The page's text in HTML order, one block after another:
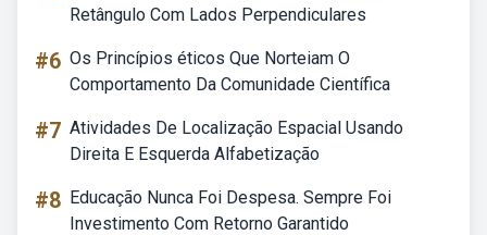
Retângulo Com Lados Perpendiculares
#6 Os Princípios éticos Que Norteiam O
Comportamento Da Comunidade Científica
#7 Atividades De Localização Espacial Usando
Direita E Esquerda Alfabetização
#8 Educação Nunca Foi Despesa. Sempre Foi
Investimento Com Retorno Garantido